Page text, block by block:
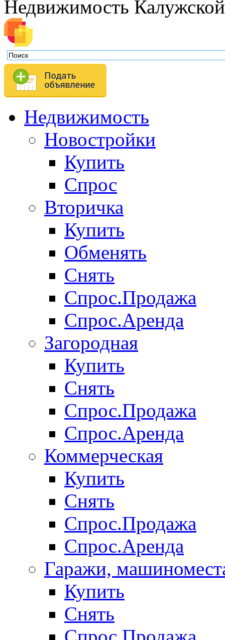
Недвижимость
Недвижимость
Новостройки
Купить
Спрос
Вторичка
Купить
Обменять
Снять
Спрос.Продажа
Спрос.Аренда
Загородная
Купить
Снять
Спрос.Продажа
Спрос.Аренда
Коммерческая
Купить
Снять
Спрос.Продажа
Спрос.Аренда
Гаражи,
Купить
Снять